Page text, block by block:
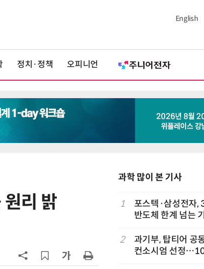
English
정치·정책 오피니언
리 밝
과학 많이 본 기사
재 고등학생 캠프] 반도체
의료 AI 임상 확산 지원
1
포스텍·삼성전자,
반도체 한계 넘는
2
과기부, 탑티어 공
컨소시엄 선정